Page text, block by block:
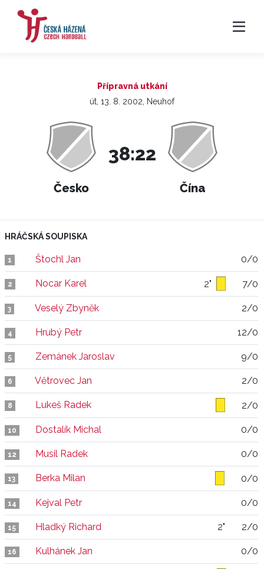
Přípravná utkání
út, 13. 8. 2002, Neuhof
Česko
38:22
Čína
HRÁČSKÁ SOUPISKA
1 Štochl Jan 0/0
2 Nocar Karel 2" 7/0
3 Veselý Zbyněk 2/0
4 Hrubý Petr 12/0
5 Zemánek Jaroslav 9/0
6 Větrovec Jan 2/0
8 Lukeš Radek 2/0
10 Dostalík Michal 0/0
12 Musil Radek 0/0
13 Berka Milan 0/0
14 Kejval Petr 0/0
15 Hladký Richard 2" 2/0
16 Kulhánek Jan 0/0